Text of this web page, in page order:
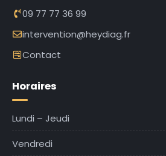
09 77 77 36 99
intervention@heydiag.fr
Contact
Horaires
Lundi – Jeudi
Vendredi